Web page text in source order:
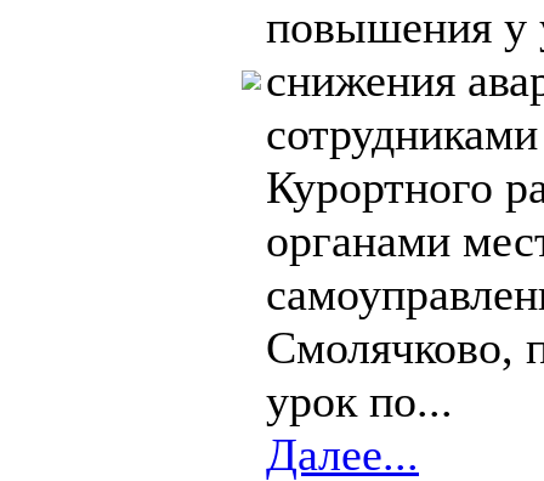
повышения у
снижения
Курортного
органами
Смолячково,
урок по...
Далее...